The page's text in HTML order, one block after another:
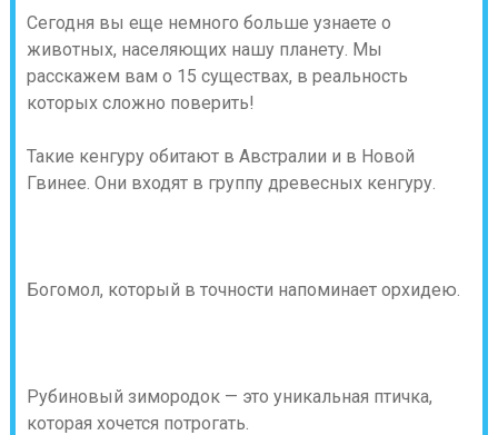
Сегодня вы еще немного больше узнаете о
животных, населяющих нашу планету. Мы
расскажем вам о 15 существах, в реальность
которых сложно поверить!
Такие кенгуру обитают в Австралии и в Новой
Гвинее. Они входят в группу древесных кенгуру.
Богомол, который в точности напоминает орхидею.
Рубиновый зимородок — это уникальная птичка,
которая хочется потрогать.